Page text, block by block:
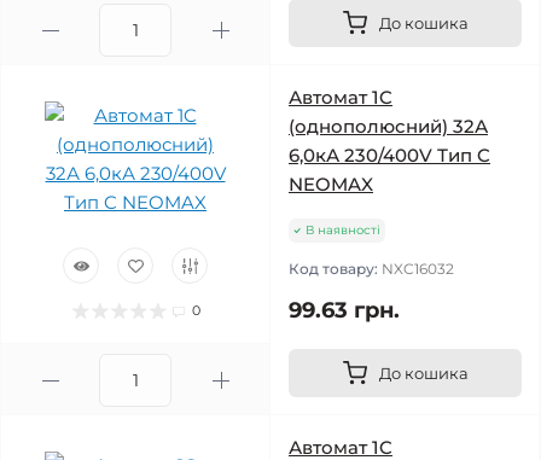
До кошика
0
Автомат 1C
(однополюсний) 32А
6,0кА 230/400V Тип C
NEOMAX
В наявності
Код товару: NXC16032
99.63 грн.
До кошика
Автомат 1C